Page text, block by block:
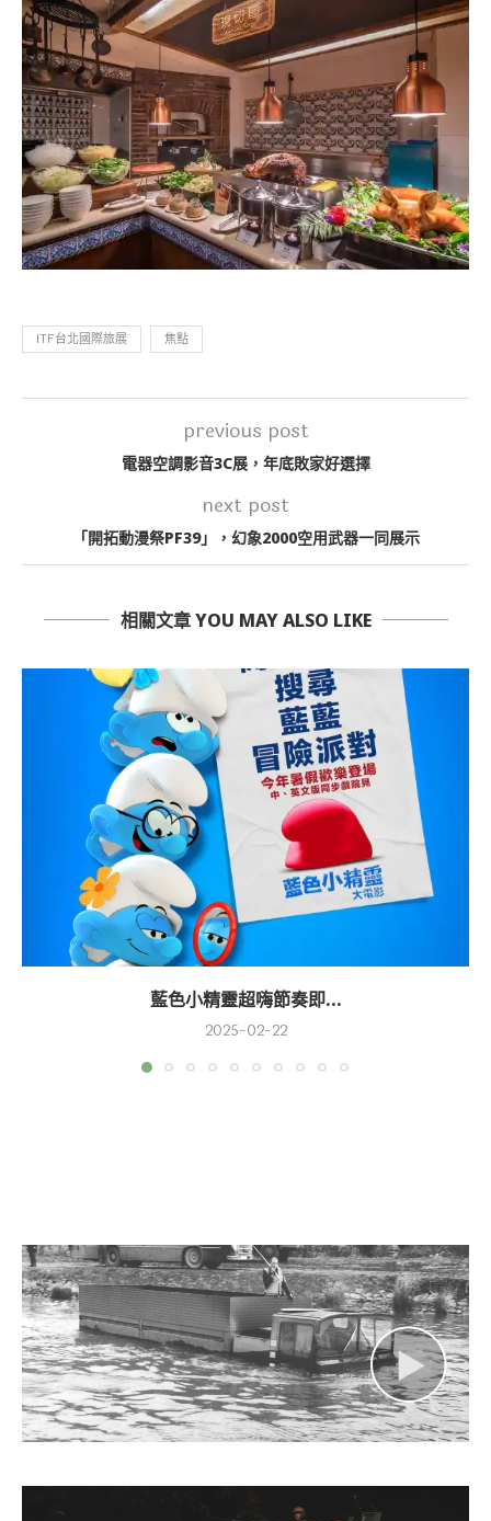
ITF台北國際旅展 焦點
previous post
電器空調影音3C展，年底敗家好選擇
next post
「開拓動漫祭PF39」，幻象2000空用武器一同展示
相關文章 YOU MAY ALSO LIKE
藍色小精靈超嗨節奏即...
2025-02-22